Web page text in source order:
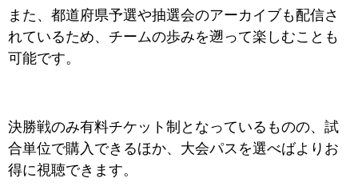
また、都道府県予選や抽選会のアーカイブも配信さ
れているため、チームの歩みを遡って楽しむことも
可能です。
決勝戦のみ有料チケット制となっているものの、試
合単位で購入できるほか、大会パスを選べばよりお
得に視聴できます。